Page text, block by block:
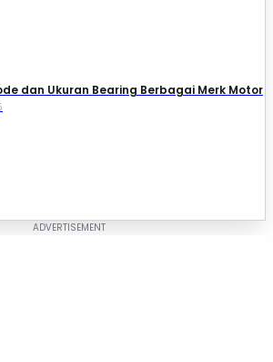
dan Ukuran Bearing Berbagai Merk Motor